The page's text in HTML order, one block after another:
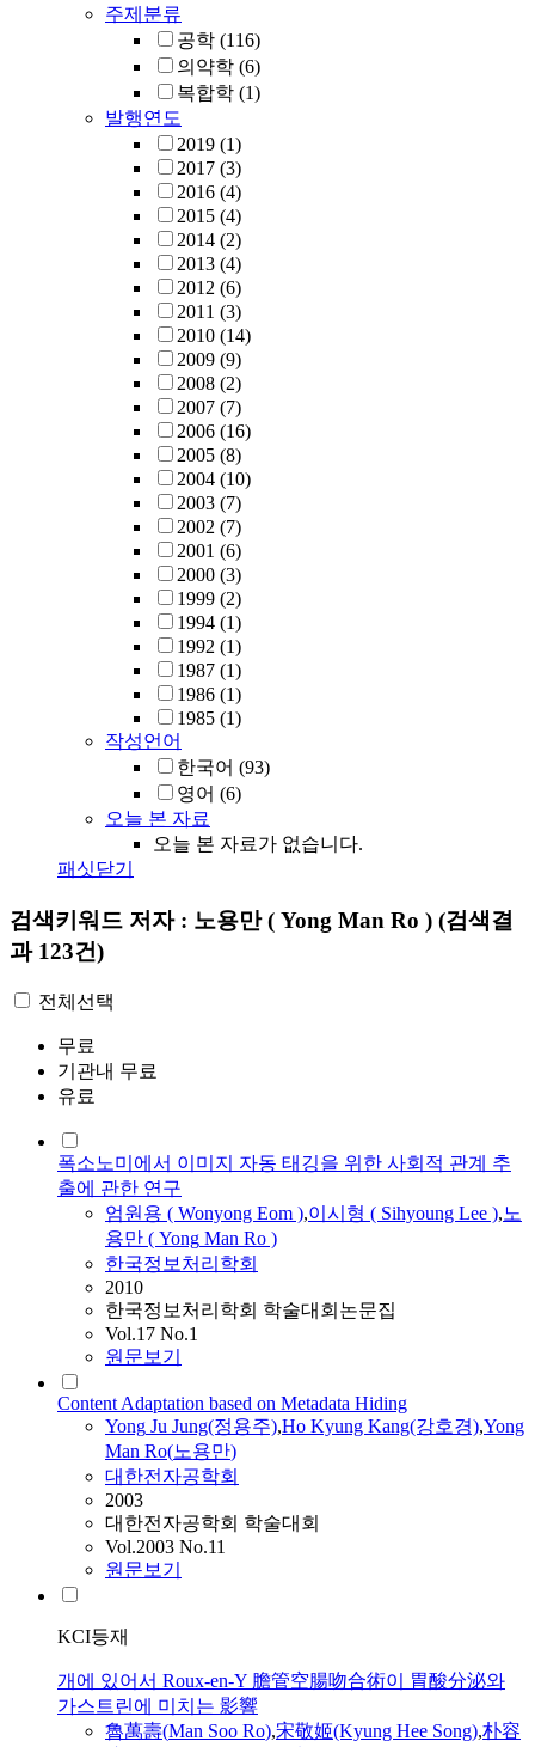
주제분류
공학 (116)
의약학 (6)
복합학 (1)
발행연도
2019 (1)
2017 (3)
2016 (4)
2015 (4)
2014 (2)
2013 (4)
2012 (6)
2011 (3)
2010 (14)
2009 (9)
2008 (2)
2007 (7)
2006 (16)
2005 (8)
2004 (10)
2003 (7)
2002 (7)
2001 (6)
2000 (3)
1999 (2)
1994 (1)
1992 (1)
1987 (1)
1986 (1)
1985 (1)
작성언어
한국어 (93)
영어 (6)
오늘 본 자료
오늘 본 자료가 없습니다.
패싯닫기
검색키워드 저자 : 노용만 ( Yong Man Ro ) (검색결
과 123건)
전체선택
무료
기관내 무료
유료
폭소노미에서 이미지 자동 태깅을 위한 사회적 관계 추
출에 관한 연구
엄원용 ( Wonyong Eom ),이시형 ( Sihyoung Lee ),노
용만 ( Yong Man Ro )
한국정보처리학회
2010
한국정보처리학회 학술대회논문집
Vol.17 No.1
원문보기
Content Adaptation based on Metadata Hiding
Yong Ju Jung(정용주),Ho Kyung Kang(강호경),Yong
Man Ro(노용만)
대한전자공학회
2003
대한전자공학회 학술대회
Vol.2003 No.11
원문보기
KCI등재
개에 있어서 Roux-en-Y 膽管空腸吻合術이 胃酸分泌와
가스트린에 미치는 影響
魯萬壽(Man Soo Ro),宋敬姬(Kyung Hee Song),朴容